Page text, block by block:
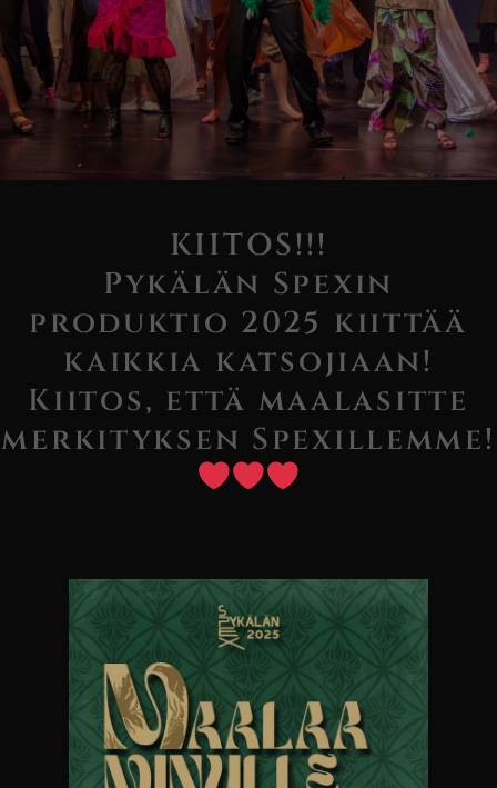
KIITOS!!!
Pykälän Spexin
produktio 2025 kiittää
kaikkia katsojiaan!
Kiitos, että maalasitte
merkityksen Spexillemme!